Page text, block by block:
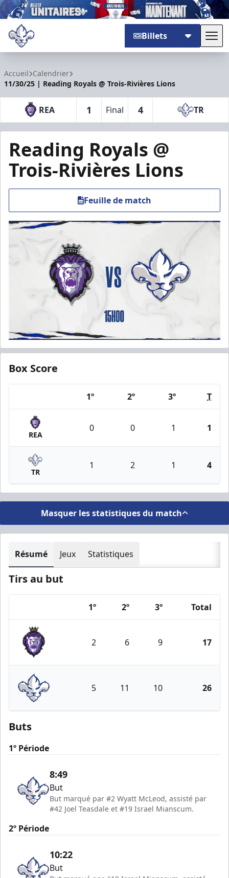
Billets
Accueil Calendrier
11/30/25 | Reading Royals @ Trois-Rivières Lions
REA 1 Final 4 TR
Reading Royals @
Trois-Rivières Lions
Feuille de match
Box Score
1º 2º 3º T
REA
0 0 1 1
TR
1 2 1 4
Masquer les statistiques du match
Résumé Jeux Statistiques
Tirs au but
1º 2º 3º Total
Reading Royals
2 6 9 17
Trois-Rivières Lions
5 11 10 26
Buts
1º Période
8:49
But
But marqué par #2 Wyatt McLeod, assisté par
#42 Joel Teasdale et #19 Israel Mianscum.
2º Période
10:22
But